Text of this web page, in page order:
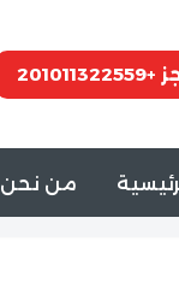
من نحن